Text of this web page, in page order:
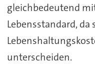
gleichbedeutend
Lebensstandard,
unterscheiden.